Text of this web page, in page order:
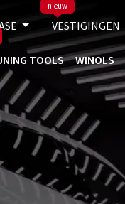
VESTIGINGEN
nieuw
TOOLS WINOLS